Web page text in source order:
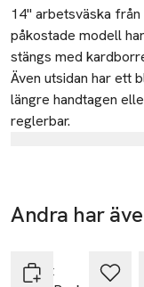
Beskrivning
14" arbetsväska från
påkostade modell
stängs med
Även utsidan har ett
längre handtagen
reglerbar.
Vestre Hedevej 18
4000 Roskilde
adax@adax.dk
Andra har
Adax